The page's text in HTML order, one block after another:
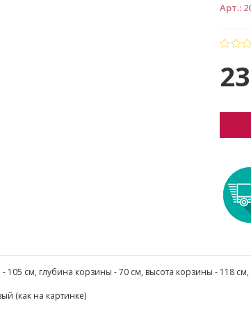
Арт.:
см, глубина корзины - 70 см, высота корзины - 118 см,
(как на картинке)